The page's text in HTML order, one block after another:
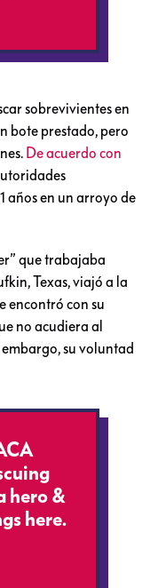
sobrevivientes en
bote prestado, pero
De acuerdo con
años en un arroyo de
que trabajaba
Texas, viajó a la
encontró con su
no acudiera al
su voluntad
hero &
here.